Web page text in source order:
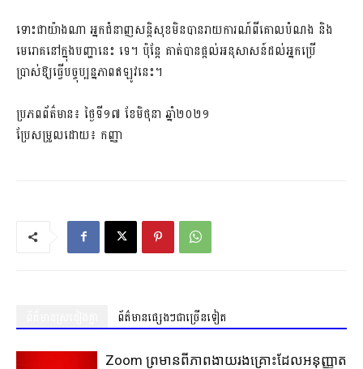
ទោះជាយ៉ាងណា អ្នកជំនាញសន្តិសុខមិនបានរាយការណ៍ពីគោលបំណង និង
មេរោគនៅក្នុងបញ្ហានេះ ទេ។ ប៉ុន្តែ គាត់បានផ្តល់អនុសាសន៍ដល់អ្នកប្រើ
ប្រាស់ឱ្យធ្វើបច្ចុប្បន្នភាពឥឡូវនេះ។
ប្រភពព័ត៌មាន៖​ ថ្ងៃទី១៧ ខែមិថុនា ឆ្នាំ២០២១
ប្រែសម្រួលដោយ៖ កញ្ញា
ព័ត៌មានផ្សេងៗជាច្រើនទៀត
Zoom ព្រមានពីភាពងាយរងគ្រោះដែលអនុញ្ញាត